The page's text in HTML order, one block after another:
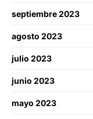
septiembre 2023
agosto 2023
julio 2023
junio 2023
mayo 2023